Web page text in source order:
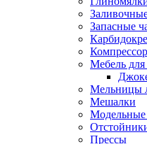
Запасные
Мебель для
Мельницы
Мешалки
Модельные
Прессы